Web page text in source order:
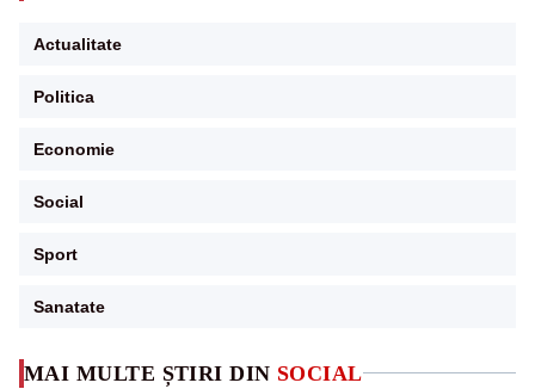
MAI MULTE ȘTIRI DIN SOCIAL
Actualitate
Politica
Economie
Social
Sport
Sanatate